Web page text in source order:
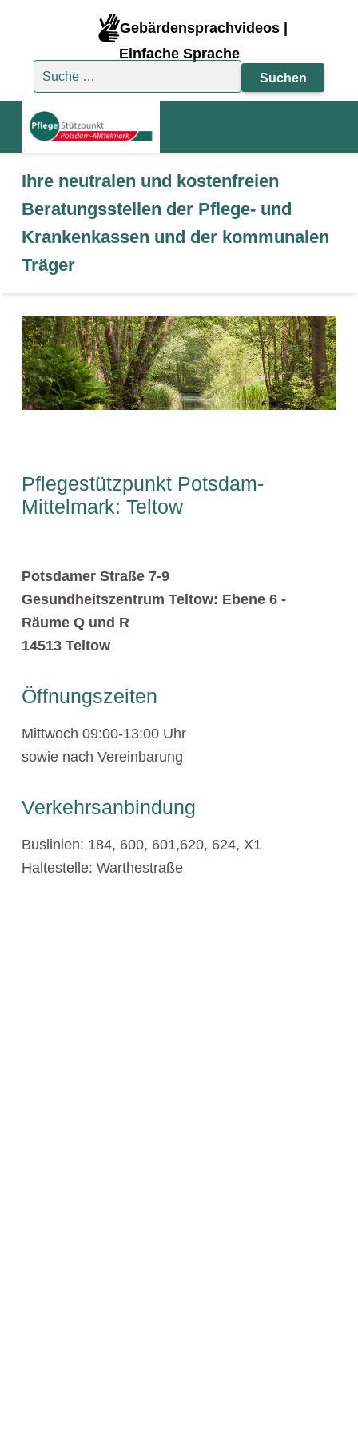
Gebärdensprachvideos |
Einfache Sprache
Suche nach:
Ihre neutralen und kostenfreien
Beratungsstellen der Pflege- und
Krankenkassen und der kommunalen
Träger
Pflegestützpunkt Potsdam-
Mittelmark: Teltow
Potsdamer Straße 7-9
Gesundheitszentrum Teltow: Ebene 6 -
Räume Q und R
14513 Teltow
Öffnungszeiten
Mittwoch 09:00-13:00 Uhr
sowie nach Vereinbarung
Verkehrsanbindung
Buslinien: 184, 600, 601,620, 624, X1
Haltestelle: Warthestraße